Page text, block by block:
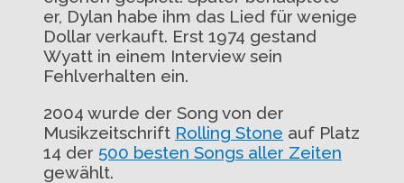
er, Dylan habe ihm das Lied für wenige
Dollar verkauft. Erst 1974 gestand
Wyatt in einem Interview sein
Fehlverhalten ein.
2004 wurde der Song von der
Musikzeitschrift Rolling Stone auf Platz
14 der 500 besten Songs aller Zeiten
gewählt.